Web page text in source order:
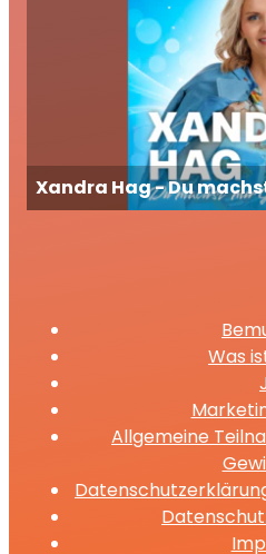
Xandra Hag - Du
Was
Allgemeine